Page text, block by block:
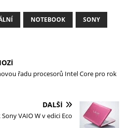
NOTEBOOK SONY
řadu procesorů Intel Core pro rok
DALŠÍ
VAIO W v edici Eco